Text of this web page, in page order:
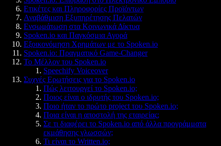
Ετικέτες και Πληροφορίες Προϊόντων
Αναβάθμιση Εξυπηρέτησης Πελατών
Ενσωμάτωση στα Κοινωνικά Δίκτυα
Spoken.io και Παγκόσμια Αγορά
Εξοικονόμηση Χρημάτων με το Spoken.io
Spoken.io: Πραγματικό Game-Changer
Το Μέλλον του Spoken.io
Speechify Voiceover
Συχνές Ερωτήσεις για το Spoken.io
Πώς λειτουργεί το Spoken.io;
Ποιος είναι ο ιδρυτής του Spoken.io;
Ποιο ήταν το πρώτο project του Spoken.io;
Ποια είναι η αποστολή της εταιρείας;
Σε τι διαφέρει το Spoken.io από άλλα προγράμματα
εκμάθησης γλωσσών;
Τι είναι το Written.io;